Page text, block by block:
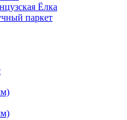
Ёлка
паркет